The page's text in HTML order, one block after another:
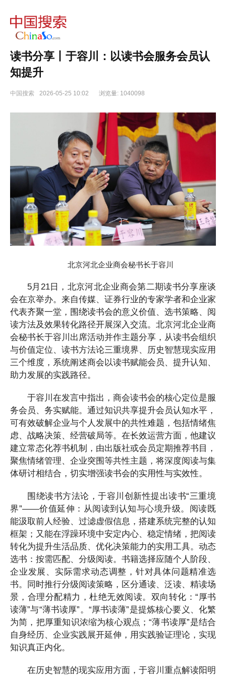
读书分享丨于容川：以读书会服务会员认
知提升
中国搜索 2026-05-25 10:02 浏览量: 1040098
北京河北企业商会秘书长于容川
5月21日，北京河北企业商会第二期读书分享座谈
会在京举办。来自传媒、证券行业的专家学者和企业家
代表齐聚一堂，围绕读书会的意义价值、选书策略、阅
读方法及效果转化路径开展深入交流。北京河北企业商
会秘书长于容川出席活动并作主题分享，从读书会组织
与价值定位、读书方法论三重境界、历史智慧现实应用
三个维度，系统阐述商会以读书赋能会员、提升认知、
助力发展的实践路径。
于容川在发言中指出，商会读书会的核心定位是服
务会员、务实赋能。通过知识共享提升会员认知水平，
可有效破解企业与个人发展中的共性难题，包括情绪焦
虑、战略决策、经营破局等。在长效运营方面，他建议
建立常态化荐书机制，由出版社或会员定期推荐书目，
聚焦情绪管理、企业突围等共性主题，将深度阅读与集
体研讨相结合，切实增强读书会的实用性与实效性。
围绕读书方法论，于容川创新性提出读书“三重境
界”——价值延伸：从阅读到认知与心境升级。阅读既
能汲取前人经验、过滤虚假信息，搭建系统完整的认知
框架；又能在浮躁环境中安定内心、稳定情绪，把阅读
转化为提升生活品质、优化决策能力的实用工具。动态
选书：按需匹配、分级阅读。书籍选择应随个人阶段、
企业发展、实际需求动态调整，针对具体问题精准选
书。同时推行分级阅读策略，区分通读、泛读、精读场
景，合理分配精力，杜绝无效阅读。双向转化：“厚书
读薄”与“薄书读厚”。“厚书读薄”是提炼核心要义、化繁
为简，把厚重知识浓缩为核心观点；“薄书读厚”是结合
自身经历、企业实践展开延伸，用实践验证理论，实现
知识真正内化。
在历史智慧的现实应用方面，于容川重点解读阳明